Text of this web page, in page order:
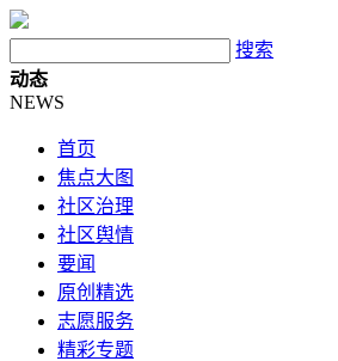
搜索
动态
NEWS
首页
焦点大图
社区治理
社区舆情
要闻
原创精选
志愿服务
精彩专题